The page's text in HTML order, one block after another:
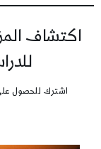
اكتشاف
اشترك للحصول